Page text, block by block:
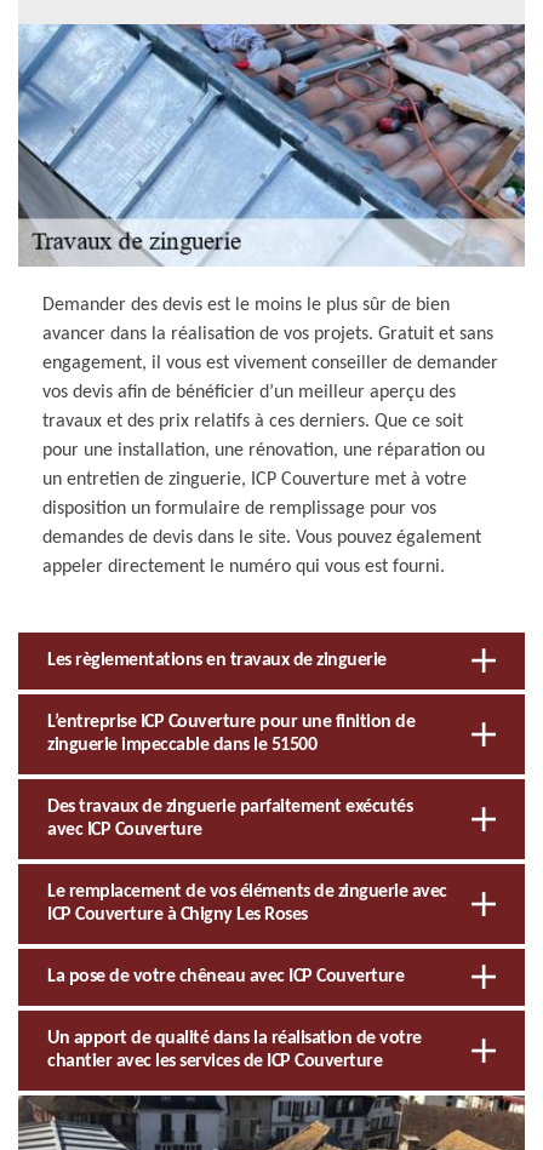
Demander des devis est le moins le plus sûr de bien
avancer dans la réalisation de vos projets. Gratuit et sans
engagement, il vous est vivement conseiller de demander
vos devis afin de bénéficier d’un meilleur aperçu des
travaux et des prix relatifs à ces derniers. Que ce soit
pour une installation, une rénovation, une réparation ou
un entretien de zinguerie, ICP Couverture met à votre
disposition un formulaire de remplissage pour vos
demandes de devis dans le site. Vous pouvez également
appeler directement le numéro qui vous est fourni.
Les règlementations en travaux de zinguerie
L’entreprise ICP Couverture pour une finition de
zinguerie impeccable dans le 51500
Des travaux de zinguerie parfaitement exécutés
avec ICP Couverture
Le remplacement de vos éléments de zinguerie avec
ICP Couverture à Chigny Les Roses
La pose de votre chêneau avec ICP Couverture
Un apport de qualité dans la réalisation de votre
chantier avec les services de ICP Couverture